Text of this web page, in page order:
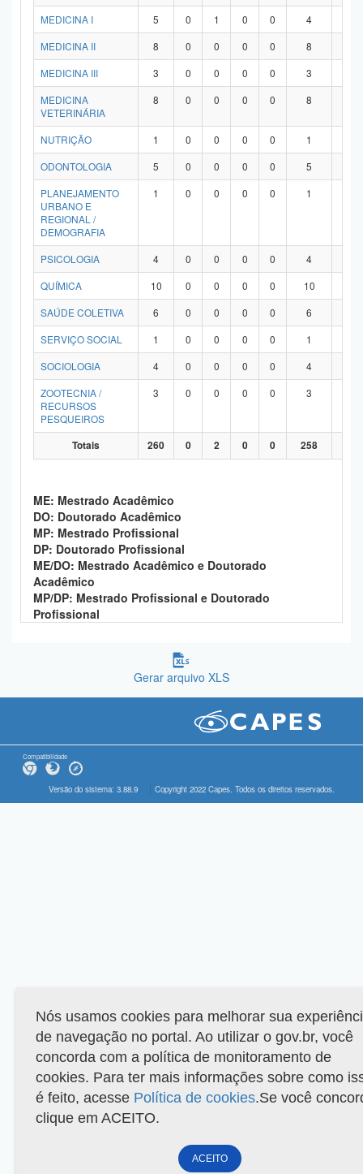
MEDICINA I
5 0 1 0 0 4
MEDICINA II
8 0 0 0 0 8
MEDICINA III
3 0 0 0 0 3
MEDICINA
VETERINÁRIA
8 0 0 0 0 8
NUTRIÇÃO 1 0 0 0 0 1
ODONTOLOGIA
5 0 0 0 0 5
PLANEJAMENTO
URBANO E
REGIONAL /
DEMOGRAFIA
1 0 0 0 0 1
PSICOLOGIA 4 0 0 0 0 4
QUÍMICA
10 0 0 0 0 10
SAÚDE COLETIVA
6 0 0 0 0 6
SERVIÇO SOCIAL
1 0 0 0 0 1
SOCIOLOGIA
4 0 0 0 0 4
ZOOTECNIA /
RECURSOS
PESQUEIROS
3 0 0 0 0 3
Totais 260 0 2 0 0 258
ME: Mestrado Acadêmico
DO: Doutorado Acadêmico
MP: Mestrado Profissional
DP: Doutorado Profissional
ME/DO: Mestrado Acadêmico e Doutorado
Acadêmico
MP/DP: Mestrado Profissional e Doutorado
Profissional
Gerar arquivo XLS
Compatibilidade
Versão do sistema: 3.88.9 Copyright 2022 Capes. Todos os direitos reservados.
Nós usamos cookies para melhorar sua
de navegação no portal. Ao utilizar o gov.br, você
concorda com a política de monitoramento de
cookies. Para ter mais informações sobre como
é feito, acesse Política de cookies.Se você
clique em ACEITO.
ACEITO